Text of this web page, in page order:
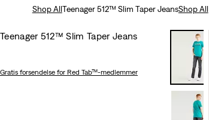
Shop AllTeenager 512™ Slim Taper JeansShop All
Teenager 512™ Slim Taper Jeans
Gratis forsendelse for Red Tab™-medlemmer